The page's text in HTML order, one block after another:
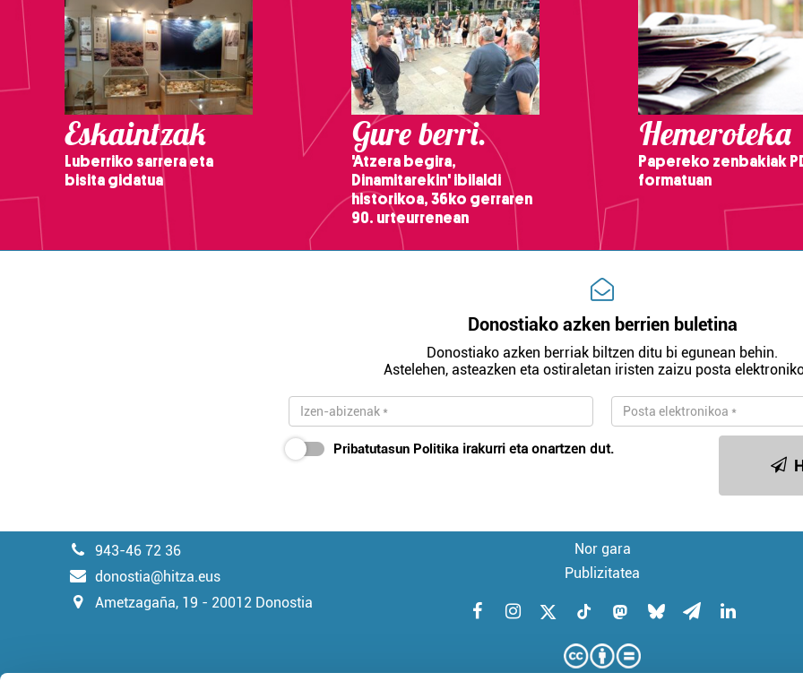
Eskaintzak
Luberriko sarrera eta
bisita gidatua
Gure berri.
'Atzera begira,
Dinamitarekin' ibilaldi
historikoa, 36ko gerraren
90. urteurrenean
Hemeroteka
Papereko zenbakiak
formatuan
Donostiako azken berrien buletina
Donostiako azken berriak biltzen ditu bi egunean behin.
Astelehen, asteazken eta ostiraletan iristen zaizu posta
Pribatutasun Politika irakurri eta onartzen dut.
943-46 72 36
donostia@hitza.eus
Ametzagaña, 19 - 20012 Donostia
Nor gara
Publizitatea